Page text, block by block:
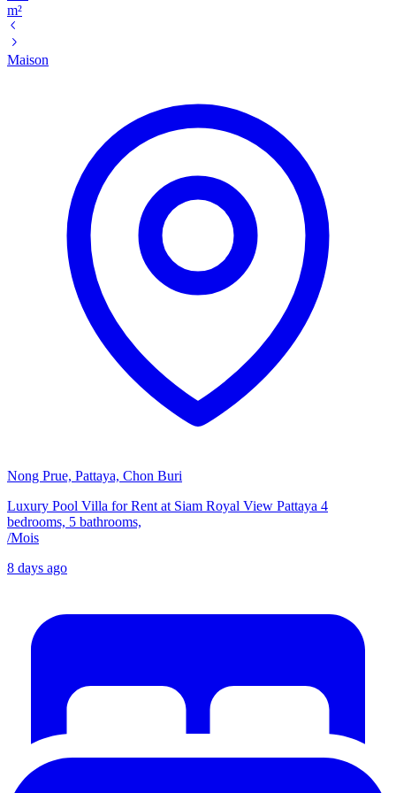
m²
Maison
Nong Prue, Pattaya, Chon Buri
Luxury Pool Villa for Rent at Siam Royal View Pattaya 4
bedrooms, 5 bathrooms,
/Mois
8 days ago